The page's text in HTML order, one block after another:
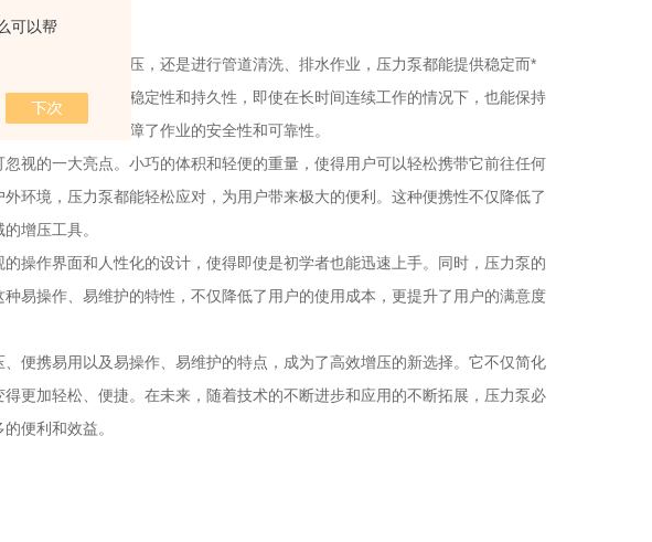
可以帮
为液压系统加压，还是进行管道清洗、排水作业，压力泵都能提供稳定而*
保了压力输出的稳定性和持久性，即使在长时间连续工作的情况下，也能保持
更在关键时刻保障了作业的安全性和可靠性。
的一大亮点。小巧的体积和轻便的重量，使得用户可以轻松携带它前往任何
环境，压力泵都能轻松应对，为用户带来极大的便利。这种便携性不仅降低了
增压工具。
作界面和人性化的设计，使得即使是初学者也能迅速上手。同时，压力泵的
易操作、易维护的特性，不仅降低了用户的使用成本，更提升了用户的满意度
携易用以及易操作、易维护的特点，成为了高效增压的新选择。它不仅简化
更加轻松、便捷。在未来，随着技术的不断进步和应用的不断拓展，压力泵必
便利和效益。